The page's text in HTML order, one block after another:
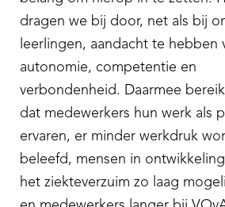
dragen we bij door, net als bij
leerlingen, aandacht te hebben
autonomie, competentie en
verbondenheid. Daarmee
dat medewerkers hun werk als
ervaren, er minder werkdruk
beleefd, mensen in
het ziekteverzuim zo laag